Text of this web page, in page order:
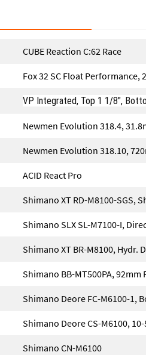
CUBE Reaction C:62 Race
Fox 32 SC Float
VP Integrated, Top 1 1/8",
Newmen Evolution 318.4,
Newmen Evolution 318.10,
ACID React Pro
Shimano XT RD-M8100-SGS,
Shimano SLX SL-M7100-I,
Shimano XT BR-M8100, Hydr.
Shimano BB-MT500PA, 92mm
Shimano Deore FC-M6100-1,
Shimano Deore CS-M6100,
Shimano CN-M6100